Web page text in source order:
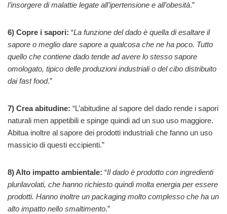
l’insorgere di malattie legate all’ipertensione e all’obesità.”
6) Copre i sapori: “La funzione del dado è quella di esaltare il
sapore o meglio dare sapore a qualcosa che ne ha poco. Tutto
quello che contiene dado tende ad avere lo stesso sapore
omologato, tipico delle produzioni industriali o del cibo distribuito
dai fast food.”
7) Crea abitudine: “L’abitudine al sapore del dado rende i sapori
naturali men appetibili e spinge quindi ad un suo uso maggiore.
Abitua inoltre al sapore dei prodotti industriali che fanno un uso
massicio di questi eccipienti.”
8) Alto impatto ambientale: “Il dado è prodotto con ingredienti
plurilavolati, che hanno richiesto quindi molta energia per essere
prodotti. Hanno inoltre un packaging molto complesso che ha un
alto impatto nello smaltimento.”